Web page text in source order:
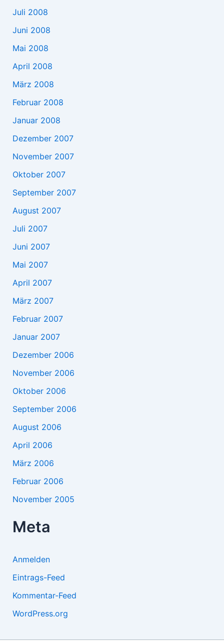
Juli 2008
Juni 2008
Mai 2008
April 2008
März 2008
Februar 2008
Januar 2008
Dezember 2007
November 2007
Oktober 2007
September 2007
August 2007
Juli 2007
Juni 2007
Mai 2007
April 2007
März 2007
Februar 2007
Januar 2007
Dezember 2006
November 2006
Oktober 2006
September 2006
August 2006
April 2006
März 2006
Februar 2006
November 2005
Meta
Anmelden
Eintrags-Feed
Kommentar-Feed
WordPress.org